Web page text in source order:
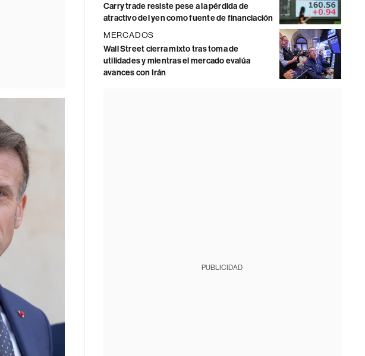
Carry trade resiste pese a la pérdida de
atractivo del yen como fuente de financiación
MERCADOS
Wall Street cierra mixto tras toma de
utilidades y mientras el mercado evalúa
avances con Irán
PUBLICIDAD